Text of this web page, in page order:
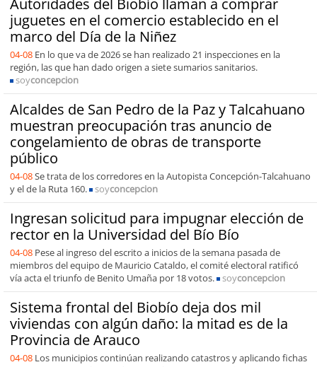
Autoridades del Biobío llaman a comprar
juguetes en el comercio establecido en el
marco del Día de la Niñez
04-08 En lo que va de 2026 se han realizado 21 inspecciones en la
región, las que han dado origen a siete sumarios sanitarios.
soyconcepcion
Alcaldes de San Pedro de la Paz y Talcahuano
muestran preocupación tras anuncio de
congelamiento de obras de transporte
público
04-08Se trata de los corredores en la Autopista Concepción-Talcahuano
y el de la Ruta 160.
soyconcepcion
Ingresan solicitud para impugnar elección de
rector en la Universidad del Bío Bío
04-08 Pese al ingreso del escrito a inicios de la semana pasada de
miembros del equipo de Mauricio Cataldo, el comité electoral ratificó
vía acta el triunfo de Benito Umaña por 18 votos.
soyconcepcion
Sistema frontal del Biobío deja dos mil
viviendas con algún daño: la mitad es de la
Provincia de Arauco
04-08 Los municipios continúan realizando catastros y aplicando fichas